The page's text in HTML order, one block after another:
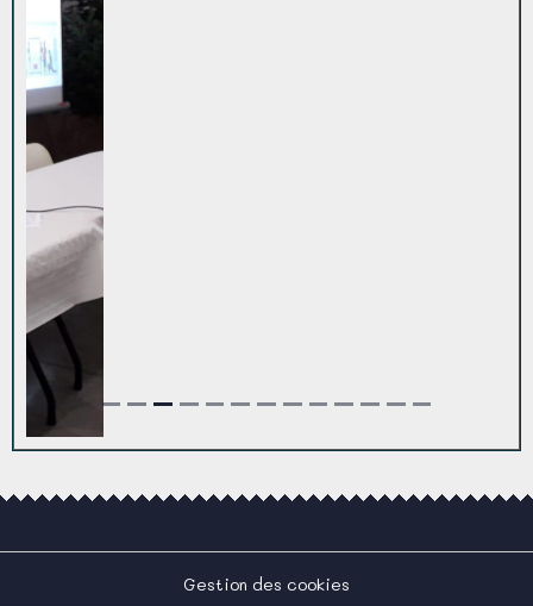
Gestion des cookies